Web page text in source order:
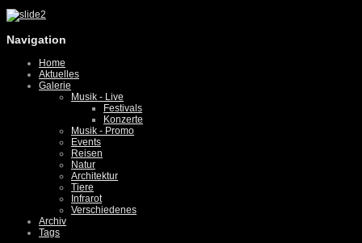
Navigation
Home
Aktuelles
Galerie
Musik - Live
Festivals
Konzerte
Musik - Promo
Events
Reisen
Natur
Architektur
Tiere
Infrarot
Verschiedenes
Archiv
Tags